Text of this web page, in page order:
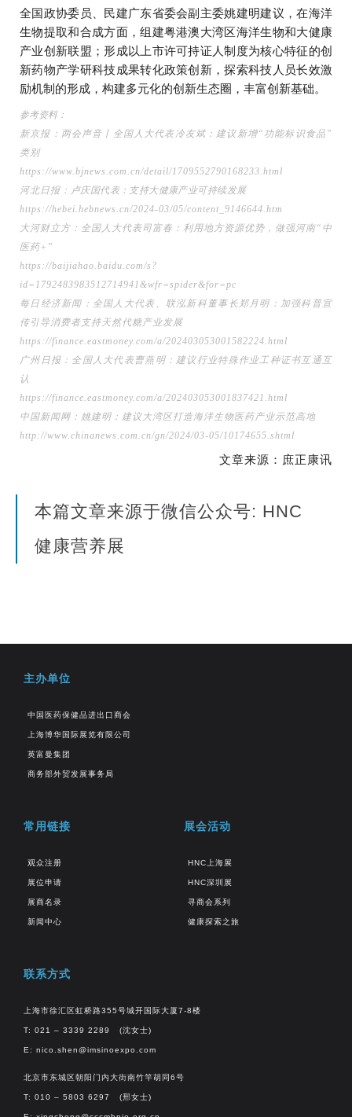
全国政协委员、民建广东省委会副主委姚建明建议，在海洋
生物提取和合成方面，组建粤港澳大湾区海洋生物和大健康
产业创新联盟；形成以上市许可持证人制度为核心特征的创
新药物产学研科技成果转化政策创新，探索科技人员长效激
励机制的形成，构建多元化的创新生态圈，丰富创新基础。
参考资料：
新京报：两会声音丨全国人大代表冷友斌：建议新增“功能标识食品”
类别
https://www.bjnews.com.cn/detail/1709552790168233.html
河北日报： 卢庆国代表：支持大健康产业可持续发展
https://hebei.hebnews.cn/2024-03/05/content_9146644.htm
大河财立方：全国人大代表司富春：利用地方资源优势，做强河南“中
医药+”
https://baijiahao.baidu.com/s?
id=1792483983512714941&wfr=spider&for=pc
每日经济新闻：全国人大代表、联泓新科董事长郑月明：加强科普宣
传引导消费者支持天然代糖产业发展
https://finance.eastmoney.com/a/202403053001582224.html
广州日报：全国人大代表曹燕明：建议行业特殊作业工种证书互通互
认
https://finance.eastmoney.com/a/202403053001837421.html
中国新闻网：姚建明：建议大湾区打造海洋生物医药产业示范高地
http://www.chinanews.com.cn/gn/2024/03-05/10174655.shtml
文章来源：庶正康讯
本篇文章来源于微信公众号: HNC
健康营养展
主办单位
中国医药保健品进出口商会
上海博华国际展览有限公司
英富曼集团
商务部外贸发展事务局
常用链接
观众注册
展位申请
展商名录
新闻中心
展会活动
HNC上海展
HNC深圳展
寻商会系列
健康探索之旅
联系方式
上海市徐汇区虹桥路355号城开国际大厦7-8楼
T: 021 – 3339 2289 (沈女士)
E: nico.shen@imsinoexpo.com
北京市东城区朝阳门内大街南竹竿胡同6号
T: 010 – 5803 6297 (邢女士)